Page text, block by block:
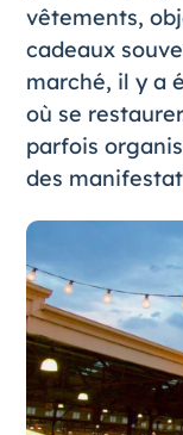
vêtements,
cadeaux
marché, il y a
où se
parfois
des